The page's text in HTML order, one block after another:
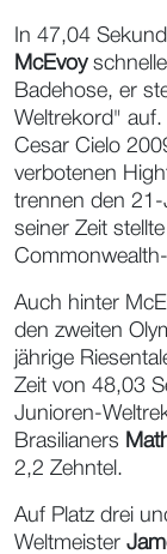
In 47,04
McEvoy
Badehose, er
Weltrekord" auf.
Cesar Cielo
verbotenen
trennen den
seiner Zeit
Auch hinter
den zweiten
jährige
Zeit von 48,03
Junioren-
Brasilianers
2,2 Zehntel.
Auf Platz drei
Weltmeister